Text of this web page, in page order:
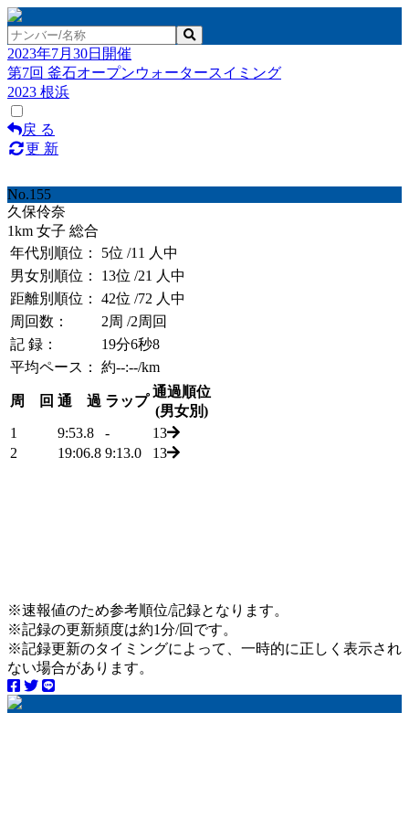
2023年7月30日開催
第7回 釜石オープンウォータースイミング
2023 根浜
戻 る
更 新
No.155
久保伶奈
1km 女子 総合
年代別順位：
5位 /11 人中
男女別順位：
13位 /21 人中
距離別順位：
42位 /72 人中
周回数：
2周 /2周回
記 録：
19分6秒8
平均ペース：
約--:--/km
周 回 通 過 ラップ
通過順位
(男女別)
1
9:53.8 -
13
2
19:06.8 9:13.0 13
※速報値のため参考順位/記録となります。
※記録の更新頻度は約1分/回です。
※記録更新のタイミングによって、一時的に正しく表示され
ない場合があります。